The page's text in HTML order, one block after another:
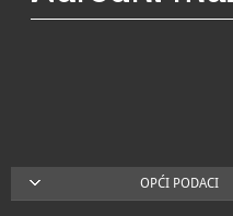
OPĆI PODACI